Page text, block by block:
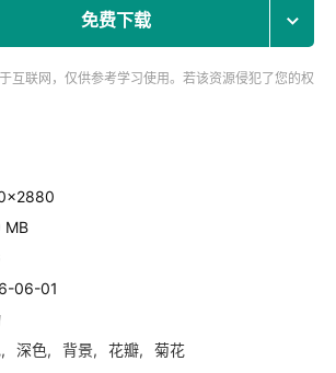
免费下载
互联网，仅供参考学习使用。若该资源侵犯了您的权
MB
06-01
深色 背景 花瓣 菊花